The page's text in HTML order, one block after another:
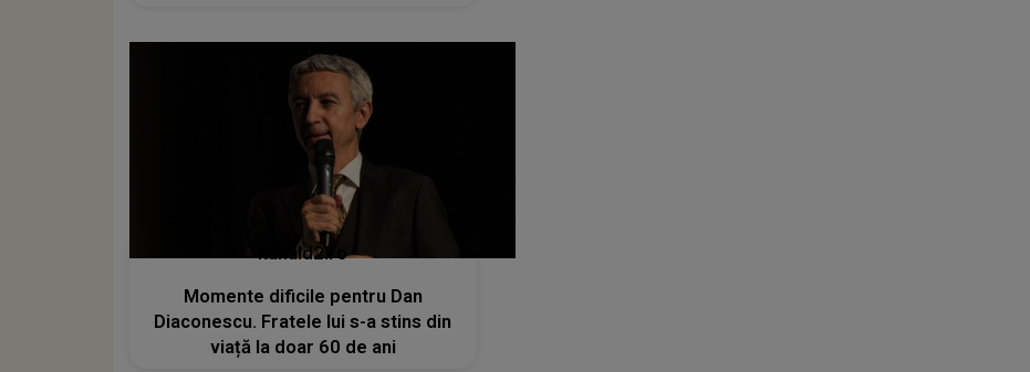
kanald2.ro
Momente dificile pentru Dan
Diaconescu. Fratele lui s-a stins din
viață la doar 60 de ani